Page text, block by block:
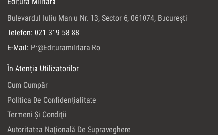
Bulevardul Iuliu Maniu Nr. 13, Sector 6, 061074, Bucureşti
Telefon: 021 319 58 88
E-Mail: Pr@edituramilitara.ro
În Atenția Utilizatorilor
Cum Cumpăr
Politica De Confidenţialitate
Termeni Şi Condiţii
Autoritatea Naţională De Supraveghere